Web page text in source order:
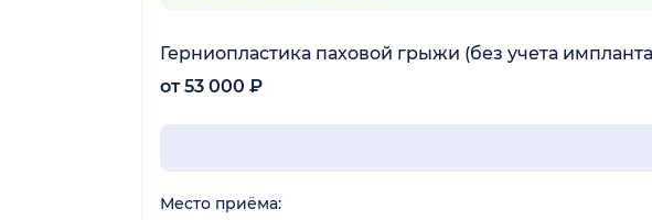
Герниопластика паховой грыжи (без учета
от 53 000 ₽
Место приёма: